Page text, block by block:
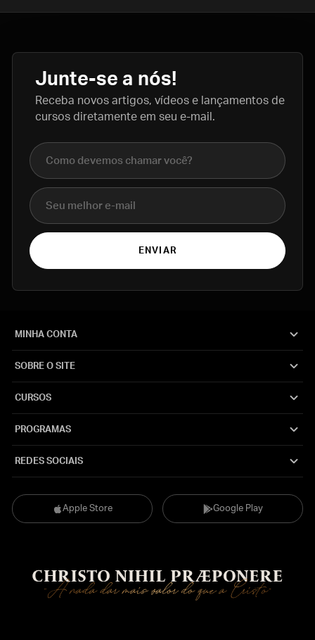
Junte-se a nós!
Receba novos artigos, vídeos e lançamentos de
cursos diretamente em seu e-mail.
Nome completo
E-mail
ENVIAR
Apple Store Google Play
MINHA CONTA
SOBRE O SITE
CURSOS
PROGRAMAS
REDES SOCIAIS